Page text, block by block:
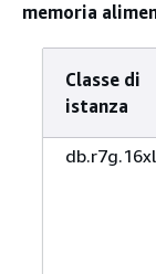
memoria
Classe di
istanza